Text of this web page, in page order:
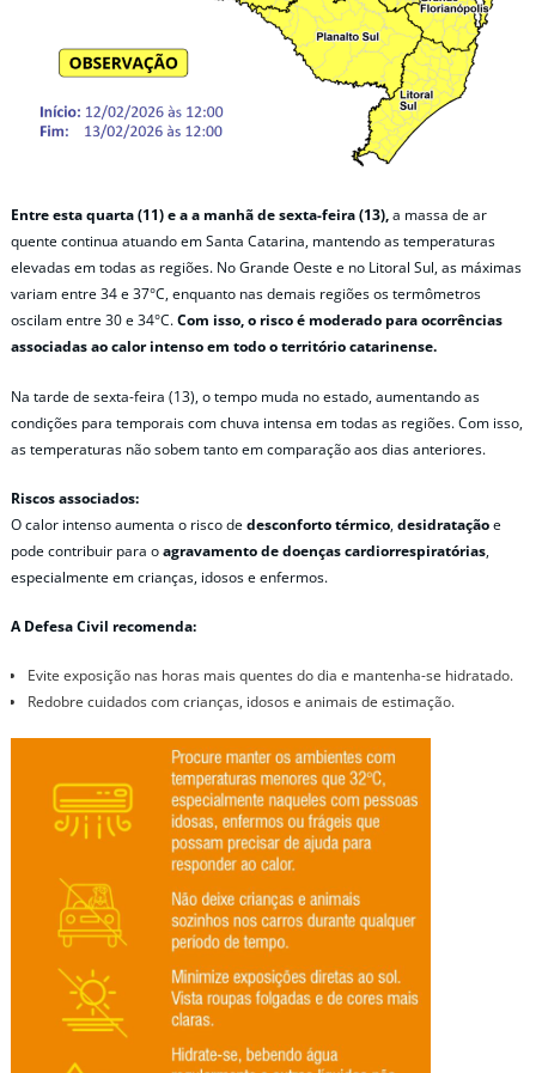
Entre esta quarta (11) e a a manhã de sexta-feira (13),a massa de ar
quente continua atuando em Santa Catarina, mantendo as temperaturas
elevadas em todas as regiões. No Grande Oeste e no Litoral Sul, as máximas
variam entre 34 e 37°C, enquanto nas demais regiões os termômetros
oscilam entre 30 e 34°C.Com isso, o risco é moderado para ocorrências
associadas ao calor intenso em todo o território catarinense.
Na tarde de sexta-feira (13), o tempo muda no estado, aumentando as
condições para temporais com chuva intensa em todas as regiões. Com isso,
as temperaturas não sobem tanto em comparação aos dias anteriores.
Riscos associados:
O calor intenso aumenta o risco dedesconforto térmico,desidrataçãoe
pode contribuir para oagravamento de doenças cardiorrespiratórias,
especialmente em crianças, idosos e enfermos.
A Defesa Civil recomenda:
Evite exposição nas horas mais quentes do dia e mantenha-se hidratado.
Redobre cuidados com crianças, idosos e animais de estimação.